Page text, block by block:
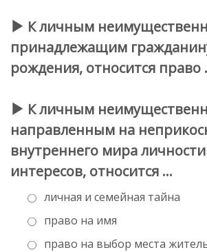
К личным
принадлежащим
рождения, относится право
К личным
направленным на
внутреннего мира
интересов, относится …
личная и семейная тайна
право на имя
право на выбор места